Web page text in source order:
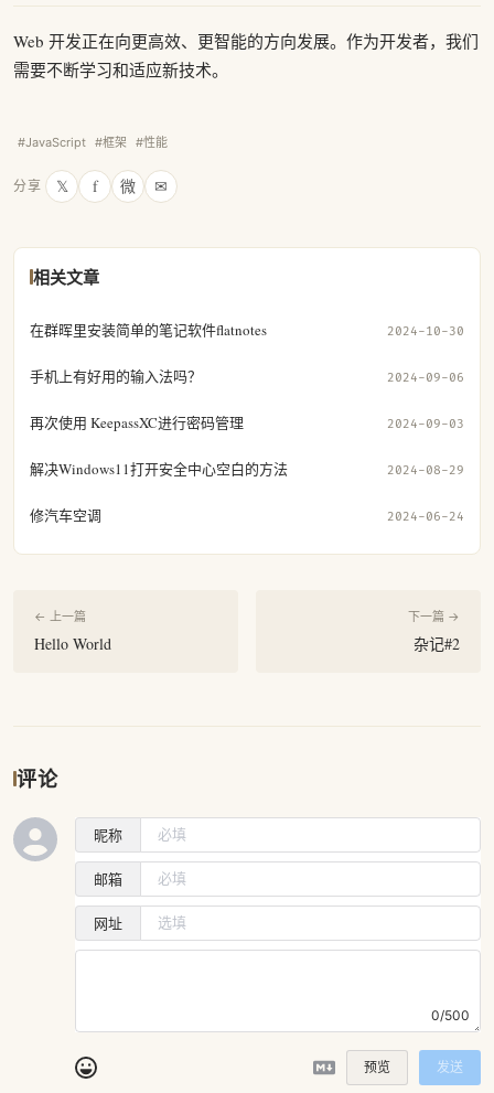
Web 开发正在向更高效、更智能的方向发展。作为开发者，我们
需要不断学习和适应新技术。
#JavaScript #框架 #性能
分享 𝕏 f 微 ✉
相关文章
在群晖里安装简单的笔记软件flatnotes 2024-10-30
手机上有好用的输入法吗？ 2024-09-06
再次使用 KeepassXC进行密码管理 2024-09-03
解决Windows11打开安全中心空白的方法 2024-08-29
修汽车空调 2024-06-24
← 上一篇
Hello World
下一篇 →
杂记#2
评论
昵称
邮箱
网址
0/500
预览 发送